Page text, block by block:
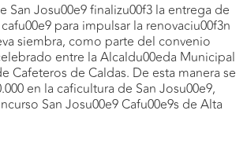
San Josu00e9 finalizu00f3 la entrega de
para impulsar la renovaciu00f3n
siembra, como parte del convenio
entre la Alcaldu00eda Municipal
Cafeteros de Caldas. De esta manera se
en la caficultura de San Josu00e9,
San Josu00e9 Cafu00e9s de Alta